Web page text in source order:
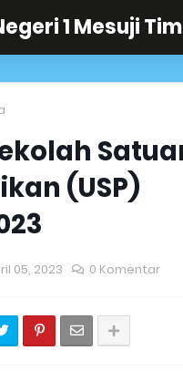
1 Mesuji
(USP)
05, 2023 0 Komentar